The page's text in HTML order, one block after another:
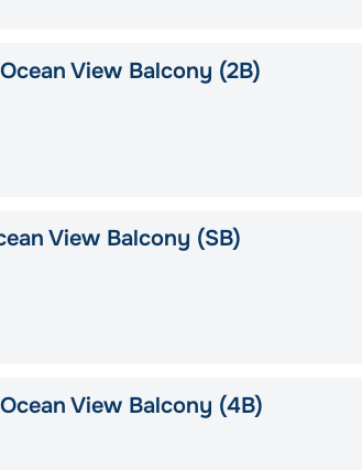
View Balcony (2B)
View Balcony (SB)
View Balcony (4B)